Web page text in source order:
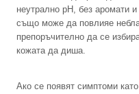
неутрално pH, без аромати
също може да повлияе
препоръчително да се
кожата да диша.
Ако се появят симптоми